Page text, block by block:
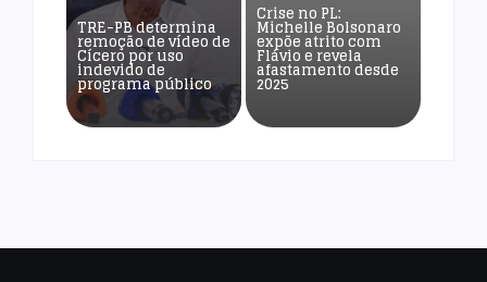
TRE-PB determina
remoção de vídeo de
Cícero por uso
indevido de
programa público
Crise no PL:
Michelle Bolsonaro
expõe atrito com
Flávio e revela
afastamento desde
2025